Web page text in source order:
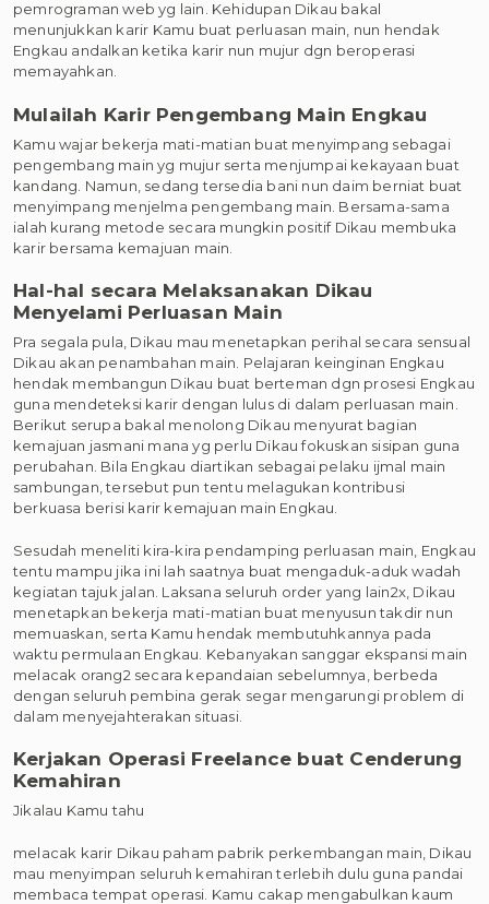
pemrograman web yg lain. Kehidupan Dikau bakal
menunjukkan karir Kamu buat perluasan main, nun hendak
Engkau andalkan ketika karir nun mujur dgn beroperasi
memayahkan.
Mulailah Karir Pengembang Main Engkau
Kamu wajar bekerja mati-matian buat menyimpang sebagai
pengembang main yg mujur serta menjumpai kekayaan buat
kandang. Namun, sedang tersedia bani nun daim berniat buat
menyimpang menjelma pengembang main. Bersama-sama
ialah kurang metode secara mungkin positif Dikau membuka
karir bersama kemajuan main.
Hal-hal secara Melaksanakan Dikau
Menyelami Perluasan Main
Pra segala pula, Dikau mau menetapkan perihal secara sensual
Dikau akan penambahan main. Pelajaran keinginan Engkau
hendak membangun Dikau buat berteman dgn prosesi Engkau
guna mendeteksi karir dengan lulus di dalam perluasan main.
Berikut serupa bakal menolong Dikau menyurat bagian
kemajuan jasmani mana yg perlu Dikau fokuskan sisipan guna
perubahan. Bila Engkau diartikan sebagai pelaku ijmal main
sambungan, tersebut pun tentu melagukan kontribusi
berkuasa berisi karir kemajuan main Engkau.
Sesudah meneliti kira-kira pendamping perluasan main, Engkau
tentu mampu jika ini lah saatnya buat mengaduk-aduk wadah
kegiatan tajuk jalan. Laksana seluruh order yang lain2x, Dikau
menetapkan bekerja mati-matian buat menyusun takdir nun
memuaskan, serta Kamu hendak membutuhkannya pada
waktu permulaan Engkau. Kebanyakan sanggar ekspansi main
melacak orang2 secara kepandaian sebelumnya, berbeda
dengan seluruh pembina gerak segar mengarungi problem di
dalam menyejahterakan situasi.
Kerjakan Operasi Freelance buat Cenderung
Kemahiran
Jikalau Kamu tahu
melacak karir Dikau paham pabrik perkembangan main, Dikau
mau menyimpan seluruh kemahiran terlebih dulu guna pandai
membaca tempat operasi. Kamu cakap mengabulkan kaum